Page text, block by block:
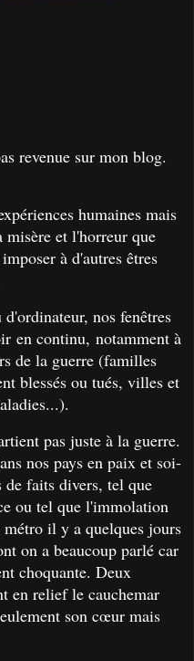
revenue sur mon blog.
humaines mais
misère et l'horreur que
à d'autres êtres
nos fenêtres
en continu, notamment à
de la guerre (familles
blessés ou tués, villes et
pas juste à la guerre.
nos pays en paix et soi-
faits divers, tel que
ou tel que l'immolation
métro il y a quelques jours
on a beaucoup parlé car
choquante. Deux
en relief le cauchemar
son cœur mais